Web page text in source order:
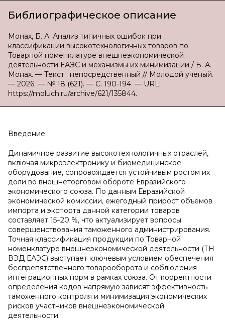
Библиографическое описание
Монах, Б. А. Анализ типичных ошибок при
классификации высокотехнологичных товаров по
Товарной номенклатуре внешнеэкономической
деятельности ЕАЭС и механизмы их минимизации / Б. А.
Монах. — Текст : непосредственный // Молодой ученый.
— 2026. — № 18 (621). — С. 190-194. — URL:
https://moluch.ru/archive/621/135844.
Введение
Динамичное развитие высокотехнологичных отраслей,
включая микроэлектронику и биомедицинское
оборудование, сопровождается устойчивым ростом их
доли во внешнеторговом обороте Евразийского
экономического союза. По данным Евразийской
экономической комиссии, ежегодный прирост объёмов
импорта и экспорта данной категории товаров
составляет 15–20 %, что актуализирует вопросы
совершенствования таможенного администрирования.
Точная классификация продукции по Товарной
номенклатуре внешнеэкономической деятельности (ТН
ВЭД ЕАЭС) выступает ключевым условием обеспечения
беспрепятственного товарооборота и соблюдения
интеграционных норм в рамках союза. От корректности
определения кодов напрямую зависят эффективность
таможенного контроля и минимизация экономических
рисков участников внешнеэкономической
деятельности.